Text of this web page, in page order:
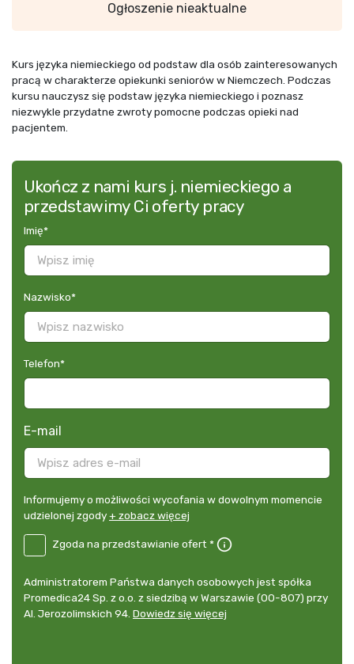
Ogłoszenie nieaktualne
Kurs języka niemieckiego od podstaw dla osób zainteresowanych
pracą w charakterze opiekunki seniorów w Niemczech. Podczas
kursu nauczysz się podstaw języka niemieckiego i poznasz
niezwykle przydatne zwroty pomocne podczas opieki nad
pacjentem.
Ukończ z nami kurs j. niemieckiego a
przedstawimy Ci oferty pracy
Imię*
Nazwisko*
Telefon*
E-mail
Informujemy
o
wycofania
dowolnym
momencie
udzielonej
Informujemy o możliwości wycofania w dowolnym momencie
udzielonej zgody+ zobacz więcej
DE
przedstawianie
Zgoda na przedstawianie ofert *
Administrator
danych
osobowych
Administratorem Państwa danych osobowych jest spółka
Promedica24 Sp. z o.o. z siedzibą w Warszawie (00-807) przy
Al. Jerozolimskich 94. Dowiedz się więcej